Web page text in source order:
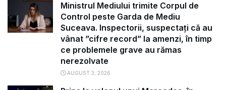
Ministrul Mediului trimite Corpul de
Control peste Garda de Mediu
Suceava. Inspectorii, suspectați că au
vânat ”cifre record” la amenzi, în timp
ce problemele grave au rămas
nerezolvate
AUGUST 3, 2026